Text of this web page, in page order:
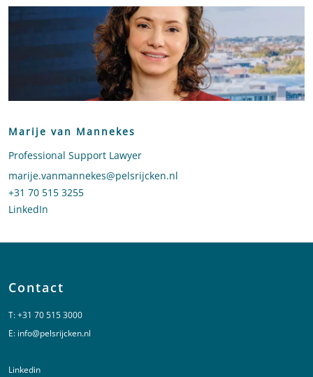
Marije van Mannekes
Professional Support Lawyer
Stuur een e-mail naar Marije van Mannekes
marije.vanmannekes@pelsrijcken.nl
Bel naar Marije van Mannekes
+31 70 515 3255
LinkedIn
Contact
T:+31 70 515 3000
E: info@pelsrijcken.nl
Linkedin